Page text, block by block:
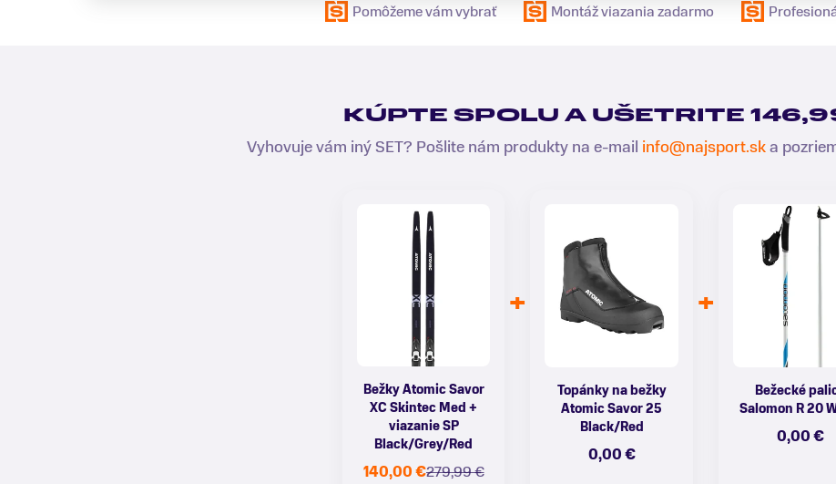
Pomôžeme vám vybrať Montáž viazania zadarmo
KÚPTE SPOLU A UŠETRITE
Vyhovuje vám iný SET? Pošlite nám produkty na e-mail info@najsport.ska
Bežky Atomic Savor
XC Skintec Med +
viazanie SP
Black/Grey/Red
279,99 €
140,00 €
Topánky na bežky
Atomic Savor 25
Black/Red
0,00 €
Bežecké
Salomon R 20
0,00 €